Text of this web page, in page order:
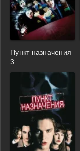
Пункт назначения
3